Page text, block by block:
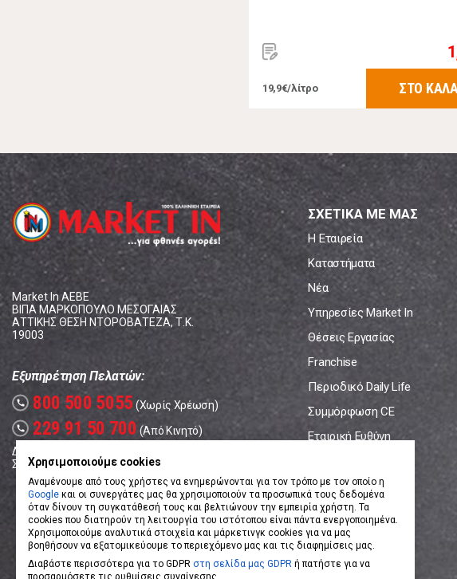
19,9€/λίτρο ΣΤΟ
Market In ΑΕΒΕ
ΒΙΠΑ ΜΑΡΚΟΠΟΥΛΟ ΜΕΣΟΓΑΙΑΣ
ΑΤΤΙΚΗΣ ΘΕΣΗ ΝΤΟΡΟΒΑΤΕΖΑ, Τ.Κ.
19003
Εξυπηρέτηση Πελατών:
call 800 500 5055 (Χωρίς Χρέωση)
call 229 91 50 700 (Από Κινητό)
Δευτέρα - Παρασκευή: 08:00 - 17:00
Σάββατο: 08:00 – 14:00
ΣΧΕΤΙΚΑ ΜΕ ΜΑΣ
Η Εταιρεία
Καταστήματα
Νέα
Υπηρεσίες Market In
Θέσεις Εργασίας
Franchise
Περιοδικό Daily Life
Συμμόρφωση CE
Εταιρική Ευθύνη
Χρησιμοποιούμε cookies
Αναμένουμε από τους χρήστες να ενημερώνονται για τον τρόπο με τον οποίο η
Google και οι συνεργάτες μας θα χρησιμοποιούν τα προσωπικά τους δεδομένα
όταν δίνουν τη συγκατάθεσή τους και βελτιώνουν την εμπειρία χρήστη. Τα
cookies που διατηρούν τη λειτουργία του ιστότοπου είναι πάντα ενεργοποιημένα.
Χρησιμοποιούμε αναλυτικά στοιχεία και μάρκετινγκ cookies για να μας
βοηθήσουν να εξατομικεύουμε το περιεχόμενο μας και τις διαφημίσεις μας.
Διαβάστε περισσότερα για το GDPR στη σελίδα μας GDPR ή πατήστε για να
προσαρμόσετε τις ρυθμίσεις συναίνεσης.